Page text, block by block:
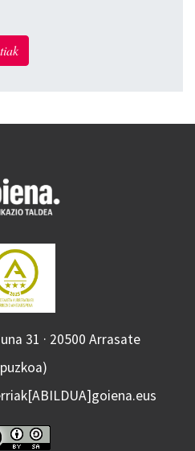
31 · 20500 Arrasate